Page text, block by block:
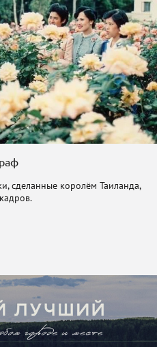
сделанные королём Таиланда,